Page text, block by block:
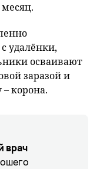
удалёнки,
осваивают
заразой и
корона.
врач